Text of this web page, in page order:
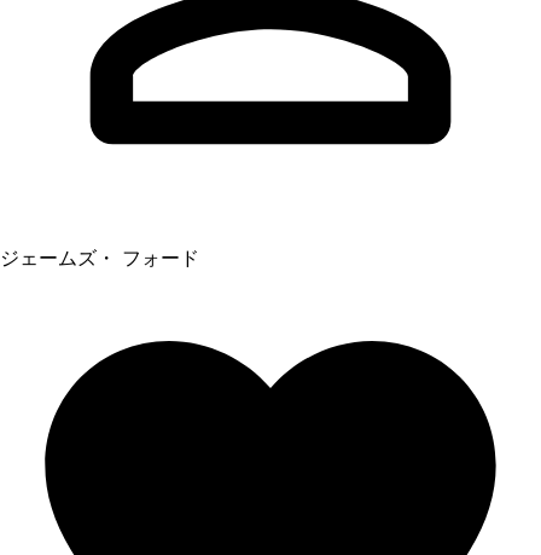
ジェームズ・ フォード